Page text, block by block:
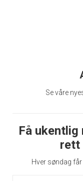
Se våre
Få
rett
Hver søndag